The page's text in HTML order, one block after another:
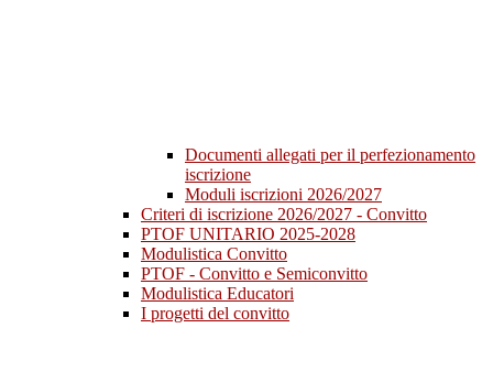
Documenti allegati per il perfezionamento
iscrizione
Moduli iscrizioni 2026/2027
Criteri di iscrizione 2026/2027 - Convitto
PTOF UNITARIO 2025-2028
Modulistica Convitto
PTOF - Convitto e Semiconvitto
Modulistica Educatori
I progetti del convitto